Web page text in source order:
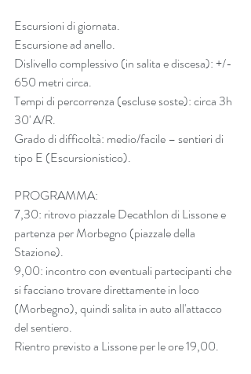
Escursioni di giornata.
Escursione ad anello.
Dislivello complessivo (in salita e discesa): +/-
650 metri circa.
Tempi di percorrenza (escluse soste): circa 3h
30' A/R.
Grado di difficoltà: medio/facile – sentieri di
tipo E (Escursionistico).
PROGRAMMA:
7,30: ritrovo piazzale Decathlon di Lissone e
partenza per Morbegno (piazzale della
Stazione).
9,00: incontro con eventuali partecipanti che
si facciano trovare direttamente in loco
(Morbegno), quindi salita in auto all'attacco
del sentiero.
Rientro previsto a Lissone per le ore 19,00.